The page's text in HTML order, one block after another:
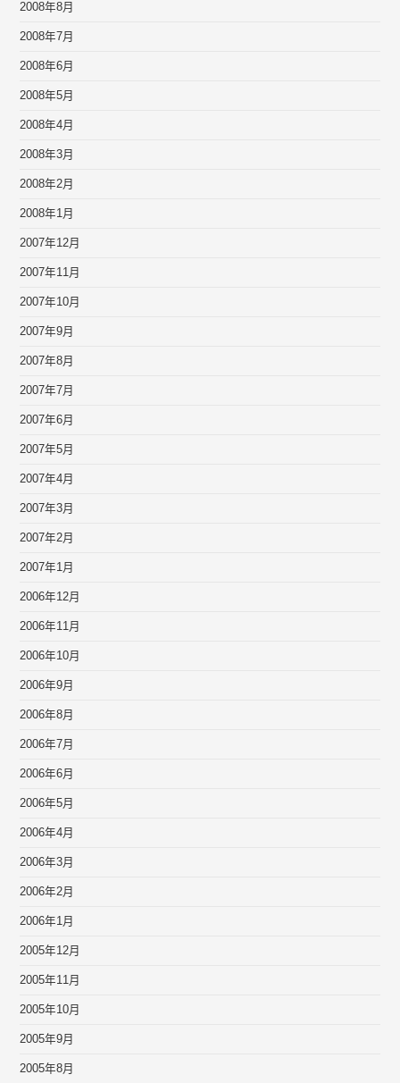
2008年8月
2008年7月
2008年6月
2008年5月
2008年4月
2008年3月
2008年2月
2008年1月
2007年12月
2007年11月
2007年10月
2007年9月
2007年8月
2007年7月
2007年6月
2007年5月
2007年4月
2007年3月
2007年2月
2007年1月
2006年12月
2006年11月
2006年10月
2006年9月
2006年8月
2006年7月
2006年6月
2006年5月
2006年4月
2006年3月
2006年2月
2006年1月
2005年12月
2005年11月
2005年10月
2005年9月
2005年8月